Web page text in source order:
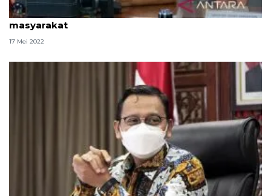
KSP: Upaya pemerintah telah tingkatkan konsumsi
masyarakat
17 Mei 2022